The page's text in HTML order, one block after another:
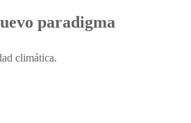
paradigma
climática.